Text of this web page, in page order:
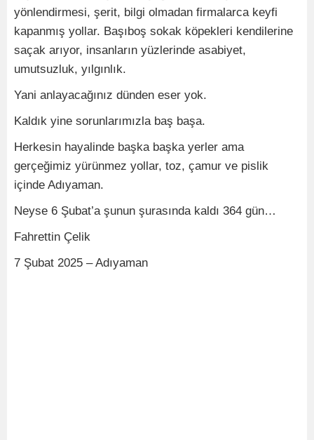
yönlendirmesi, şerit, bilgi olmadan firmalarca keyfi
kapanmış yollar. Başıboş sokak köpekleri kendilerine
saçak arıyor, insanların yüzlerinde asabiyet,
umutsuzluk, yılgınlık.
Yani anlayacağınız dünden eser yok.
Kaldık yine sorunlarımızla baş başa.
Herkesin hayalinde başka başka yerler ama
gerçeğimiz yürünmez yollar, toz, çamur ve pislik
içinde Adıyaman.
Neyse 6 Şubat’a şunun şurasında kaldı 364 gün…
Fahrettin Çelik
7 Şubat 2025 – Adıyaman